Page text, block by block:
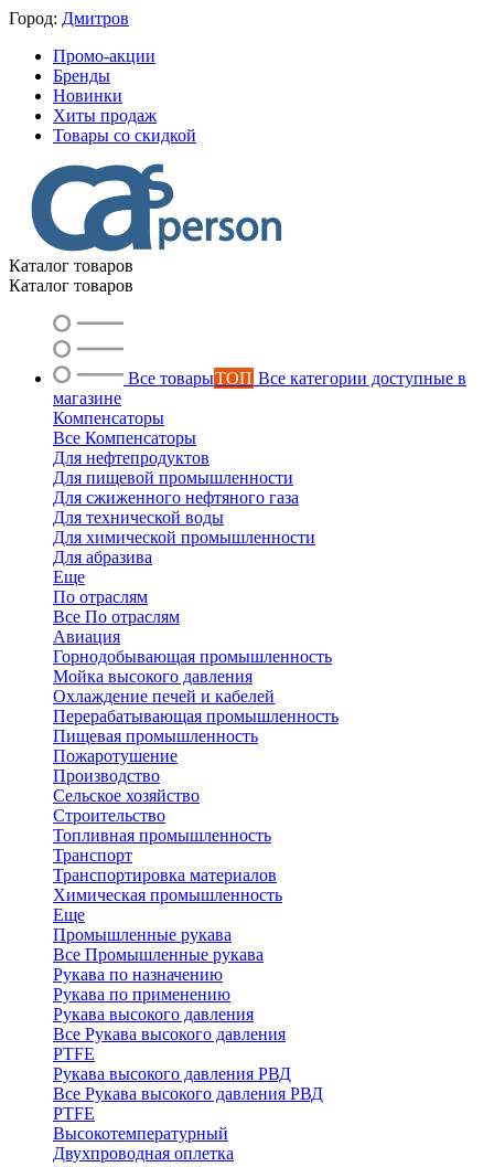
Город: Дмитров
Промо-акции
Бренды
Новинки
Хиты продаж
Товары со скидкой
Каталог товаров
Каталог товаров
Все товарыТОП Все категории доступные в
магазине
Компенсаторы
Все Компенсаторы
Для нефтепродуктов
Для пищевой промышленности
Для сжиженного нефтяного газа
Для технической воды
Для химической промышленности
Для абразива
Еще
По отраслям
Все По отраслям
Авиация
Горнодобывающая промышленность
Мойка высокого давления
Охлаждение печей и кабелей
Перерабатывающая промышленность
Пищевая промышленность
Пожаротушение
Производство
Сельское хозяйство
Строительство
Топливная промышленность
Транспорт
Транспортировка материалов
Химическая промышленность
Еще
Промышленные рукава
Все Промышленные рукава
Рукава по назначению
Рукава по применению
Рукава высокого давления
Все Рукава высокого давления
PTFE
Рукава высокого давления РВД
Все Рукава высокого давления РВД
PTFE
Высокотемпературный
Двухпроводная оплетка